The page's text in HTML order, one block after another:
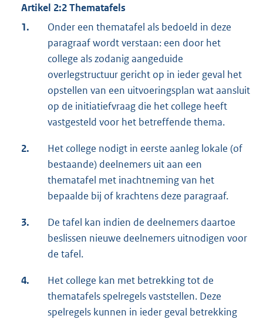
Artikel 2:2 Thematafels
1.
Onder een thematafel als bedoeld in deze
paragraaf wordt verstaan: een door het
college als zodanig aangeduide
overlegstructuur gericht op in ieder geval het
opstellen van een uitvoeringsplan wat aansluit
op de initiatiefvraag die het college heeft
vastgesteld voor het betreffende thema.
2.
Het college nodigt in eerste aanleg lokale (of
bestaande) deelnemers uit aan een
thematafel met inachtneming van het
bepaalde bij of krachtens deze paragraaf.
3.
De tafel kan indien de deelnemers daartoe
beslissen nieuwe deelnemers uitnodigen voor
de tafel.
4.
Het college kan met betrekking tot de
thematafels spelregels vaststellen. Deze
spelregels kunnen in ieder geval betrekking